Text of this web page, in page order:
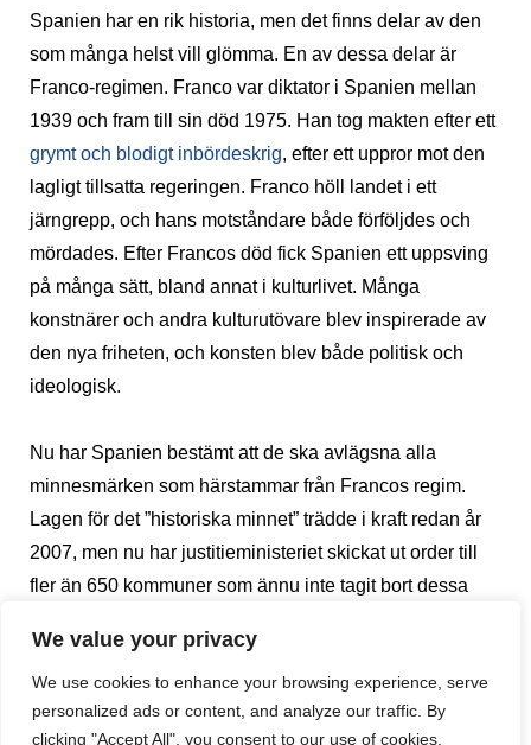
We value your privacy
We use cookies to enhance your browsing experience, serve
personalized ads or content, and analyze our traffic. By
clicking "Accept All", you consent to our use of cookies.
Spanien har en rik historia, men det finns delar av den
som många helst vill glömma. En av dessa delar är
Franco-regimen. Franco var diktator i Spanien mellan
1939 och fram till sin död 1975. Han tog makten efter ett
grymt och blodigt inbördeskrig, efter ett uppror mot den
lagligt tillsatta regeringen. Franco höll landet i ett
järngrepp, och hans motståndare både förföljdes och
mördades. Efter Francos död fick Spanien ett uppsving
på många sätt, bland annat i kulturlivet. Många
konstnärer och andra kulturutövare blev inspirerade av
den nya friheten, och konsten blev både politisk och
ideologisk.
Nu har Spanien bestämt att de ska avlägsna alla
minnesmärken som härstammar från Francos regim.
Lagen för det ”historiska minnet” trädde i kraft redan år
2007, men nu har justitieministeriet skickat ut order till
fler än 650 kommuner som ännu inte tagit bort dessa
alla monument på offentlig plats som hedrar Franco. Alla
statyer på Franco och hans generaler ska tas bort, och
alla gator eller torg döpta efter dem ska byta namn. Det